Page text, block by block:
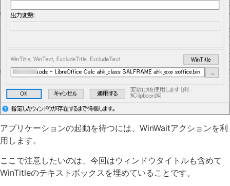
アプリケーションの起動を待つには、WinWaitアクションを利
用します。
ここで注意したいのは、今回はウィンドウタイトルも含めて
WinTitleのテキストボックスを埋めていることです。